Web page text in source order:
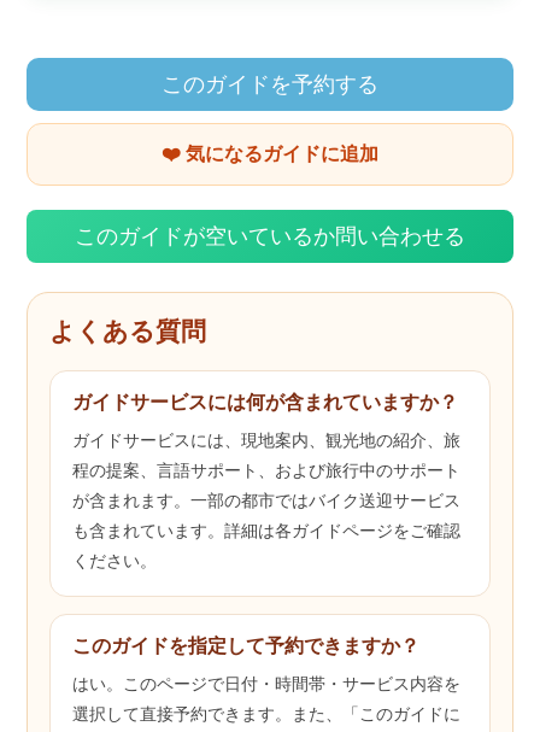
このガイドを予約する
❤️ 気になるガイドに追加
このガイドが空いているか問い合わせる
よくある質問
ガイドサービスには何が含まれていますか？
ガイドサービスには、現地案内、観光地の紹介、旅
程の提案、言語サポート、および旅行中のサポート
が含まれます。一部の都市ではバイク送迎サービス
も含まれています。詳細は各ガイドページをご確認
ください。
このガイドを指定して予約できますか？
はい。このページで日付・時間帯・サービス内容を
選択して直接予約できます。また、「このガイドに